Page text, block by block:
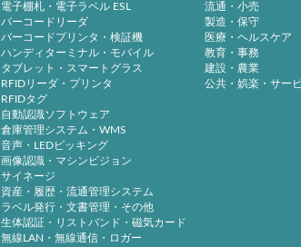
電子棚札・電子ラベル ESL
バーコードリーダ
バーコードプリンタ・検証機
ハンディターミナル・モバイル
タブレット・スマートグラス
RFIDリーダ・プリンタ
RFIDタグ
自動認識ソフトウェア
倉庫管理システム・WMS
音声・LEDピッキング
画像認識・マシンビジョン
サイネージ
資産・履歴・流通管理システム
ラベル発行・文書管理・その他
生体認証・リストバンド・磁気カード
無線LAN・無線通信・ロガー
流通・小売
製造・保守
医療・ヘルスケア
教育・事務
建設・農業
公共・娯楽・サー